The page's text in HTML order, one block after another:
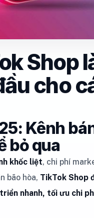
Shop
cho
Kênh
bỏ qua
khốc liệt, chi phí
bão hòa, TikTok Shop
nhanh, tối ưu chi